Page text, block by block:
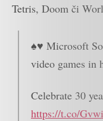
Tetris, Doom či
♠️♥️ Microsoft
video games in
Celebrate 30
https://t.co/